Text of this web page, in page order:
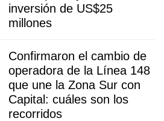
inversión de US$25
millones
Confirmaron el cambio de
operadora de la Línea 148
que une la Zona Sur con
Capital: cuáles son los
recorridos